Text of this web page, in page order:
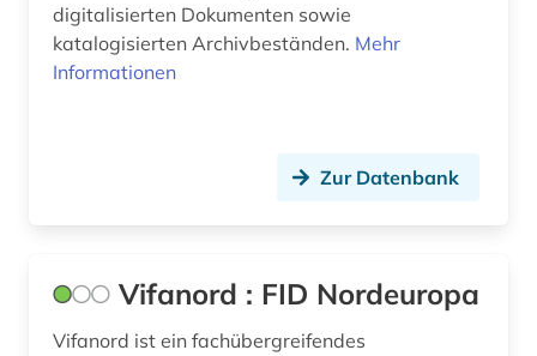
digitalisierten Dokumenten sowie
katalogisierten Archivbeständen. Mehr
Informationen
Zur Datenbank
Vifanord : FID Nordeuropa
Vifanord ist ein fachübergreifendes